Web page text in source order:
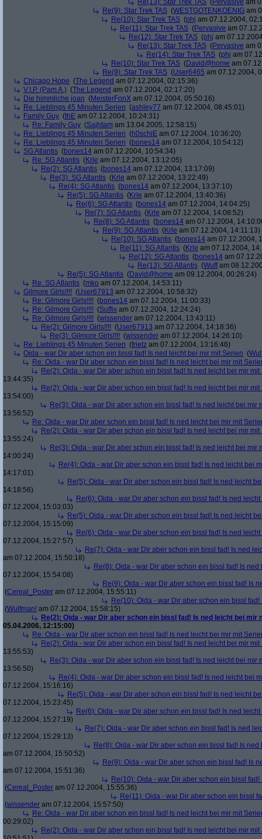
Re(13): Star Trek TAS (Pervasive am
Re(9): Star Trek TAS (WESTGOTENKOENIG am
Re(10): Star Trek TAS (phj am 07.12.2004,
Re(11): Star Trek TAS (Pervasive am
Re(12): Star Trek TAS (phj am
Re(13): Star Trek TAS (Pervasive am
Re(14): Star Trek TAS (phj am
Re(10): Star Trek TAS (David@home am
Re(9): Star Trek TAS (User6465 am 07.12.2004,
Chicago Hope (The Legend am 07.12.2004, 02:15:36)
V.I.P. (Pam A.) (The Legend am 07.12.2004, 02:17:20)
Die himmliche joan (MeisterFonX am 07.12.2004, 05:50:16)
Re: Lieblings 45 Minuten Serien (ashley77 am 07.12.2004, 08:45:01)
Family Guy (thE am 07.12.2004, 10:24:31)
Re: Family Guy (Sajhtam am 13.04.2005, 12:58:15)
Re: Lieblings 45 Minuten Serien (h0schiE am 07.12.2004, 10:36:20)
Re: Lieblings 45 Minuten Serien (bones14 am 07.12.2004, 10:54:12)
SG Atlantis (bones14 am 07.12.2004, 10:54:34)
Re: SG Atlantis (Krle am 07.12.2004, 13:12:05)
Re(2): SG Atlantis (bones14 am 07.12.2004, 13:17:09)
Re(3): SG Atlantis (Krle am 07.12.2004, 13:22:49)
Re(4): SG Atlantis (bones14 am 07.12.2004, 13:37:10)
Re(5): SG Atlantis (Krle am 07.12.2004, 13:40:36)
Re(6): SG Atlantis (bones14 am 07.12.2004, 14:04:25)
Re(7): SG Atlantis (Krle am 07.12.2004, 14:08:52)
Re(8): SG Atlantis (bones14 am 07.12.2004,
Re(9): SG Atlantis (Krle am 07.12.2004, 14:11:13)
Re(10): SG Atlantis (bones14 am 07.12.2004,
Re(11): SG Atlantis (Krle am 07.12.2004,
Re(12): SG Atlantis (bones14 am
Re(13): SG Atlantis (Wuffam
Re(5): SG Atlantis (David@home am 09.12.2004, 00:26:24)
Re: SG Atlantis (mko am 07.12.2004, 14:53:11)
Gilmore Girls!!!! (User67913 am 07.12.2004, 10:58:32)
Re: Gilmore Girls!!!! (bones14 am 07.12.2004, 11:00:33)
Re: Gilmore Girls!!!! (Suffix am 07.12.2004, 12:24:24)
Re: Gilmore Girls!!!! (wissender am 07.12.2004, 13:43:11)
Re(2): Gilmore Girls!!!! (User67913 am 07.12.2004, 14:18:36)
Re(3): Gilmore Girls!!!! (wissender am 07.12.2004, 14:26:10)
Re: Lieblings 45 Minuten Serien (frietz am 07.12.2004, 13:16:46)
Oida - war Dir aber schon ein bissl fad! Is ned leicht bei mir mit Serien (
Re: Oida - war Dir aber schon ein bissl fad! Is ned leicht bei mir mit
Re(2): Oida - war Dir aber schon ein bissl fad! Is ned leicht bei mir mit
13:44:35)
Re(2): Oida - war Dir aber schon ein bissl fad! Is ned leicht bei mir mit
13:54:00)
Re(3): Oida - war Dir aber schon ein bissl fad! Is ned leicht bei mir
13:56:52)
Re: Oida - war Dir aber schon ein bissl fad! Is ned leicht bei mir mit
Re(2): Oida - war Dir aber schon ein bissl fad! Is ned leicht bei mir mit
13:55:24)
Re(3): Oida - war Dir aber schon ein bissl fad! Is ned leicht bei mir
14:00:24)
Re(4): Oida - war Dir aber schon ein bissl fad! Is ned leicht bei
14:17:01)
Re(5): Oida - war Dir aber schon ein bissl fad! Is ned leicht
14:18:56)
Re(6): Oida - war Dir aber schon ein bissl fad! Is ned
07.12.2004, 15:03:03)
Re(5): Oida - war Dir aber schon ein bissl fad! Is ned leicht
07.12.2004, 15:15:09)
Re(6): Oida - war Dir aber schon ein bissl fad! Is ned
07.12.2004, 15:27:57)
Re(7): Oida - war Dir aber schon ein bissl fad! Is ned
am 07.12.2004, 15:50:18)
Re(8): Oida - war Dir aber schon ein bissl fad! Is
07.12.2004, 15:54:08)
Re(9): Oida - war Dir aber schon ein bissl fad! Is
(Cereal_Poster am 07.12.2004, 15:55:11)
Re(10): Oida - war Dir aber schon ein bissl
(Wulfman! am 07.12.2004, 15:58:15)
Re(2): Oida - war Dir aber schon ein bissl fad! Is ned leicht bei mir
05.04.2006, 12:15:00)
Re: Oida - war Dir aber schon ein bissl fad! Is ned leicht bei mir mit
Re(2): Oida - war Dir aber schon ein bissl fad! Is ned leicht bei mir mit
13:55:53)
Re(3): Oida - war Dir aber schon ein bissl fad! Is ned leicht bei mir
13:56:50)
Re(4): Oida - war Dir aber schon ein bissl fad! Is ned leicht bei
07.12.2004, 15:16:16)
Re(5): Oida - war Dir aber schon ein bissl fad! Is ned leicht
07.12.2004, 15:23:45)
Re(6): Oida - war Dir aber schon ein bissl fad! Is ned
07.12.2004, 15:27:19)
Re(7): Oida - war Dir aber schon ein bissl fad! Is ned
07.12.2004, 15:29:13)
Re(8): Oida - war Dir aber schon ein bissl fad! Is
am 07.12.2004, 15:50:52)
Re(9): Oida - war Dir aber schon ein bissl fad! Is
am 07.12.2004, 15:51:36)
Re(10): Oida - war Dir aber schon ein bissl
(Cereal_Poster am 07.12.2004, 15:55:36)
Re(11): Oida - war Dir aber schon ein bissl
(wissender am 07.12.2004, 15:57:50)
Re: Oida - war Dir aber schon ein bissl fad! Is ned leicht bei mir mit
00:29:02)
Re(2): Oida - war Dir aber schon ein bissl fad! Is ned leicht bei mir mit